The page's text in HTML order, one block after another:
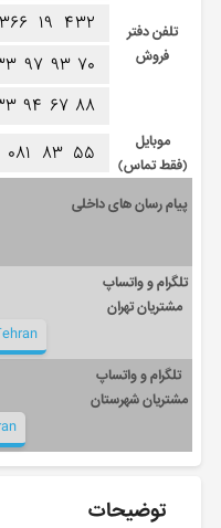
تلفن دفتر
فروش
۳۶۶ ۱۹ ۴۳۲
۹۷ ۹۳ ۷۰
۹۴ ۶۷ ۸۸
موبایل
(فقط تماس)
۰۸۱ ۸۳ ۵۵
پیام رسان های داخلی
تلگرام و واتساپ
مشتریان تهران
تلگرام و واتساپ
مشتریان شهرستان
توضیحات